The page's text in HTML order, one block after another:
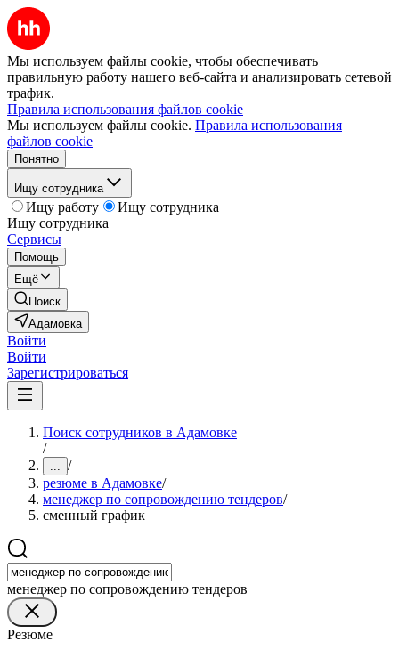
Мы используем файлы cookie, чтобы обеспечивать
правильную работу нашего веб-сайта и анализировать сетевой
трафик.
Правила использования файлов cookie
Мы используем файлы cookie. Правила использования
файлов cookie
Понятно
Ищу сотрудника
Ищу работу
Ищу сотрудника
Ищу сотрудника
Сервисы
Помощь
Ещё
Поиск
Адамовка
Войти
Войти
Зарегистрироваться
Поиск сотрудников в Адамовке
/
... /
резюме в Адамовке/
менеджер по сопровождению тендеров/
сменный график
менеджер по сопровождению тендеров
Резюме